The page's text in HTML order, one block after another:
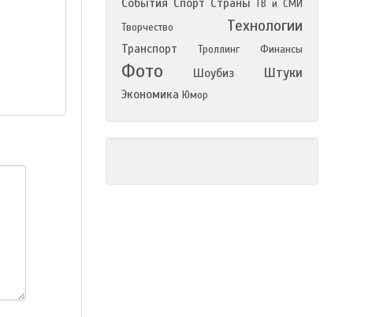
События Спорт Страны ТВ и СМИ
Творчество
Технологии
Транспорт Троллинг Финансы
Фото Шоубиз Штуки
Экономика Юмор